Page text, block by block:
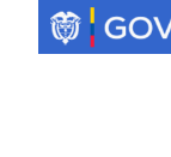
contenido